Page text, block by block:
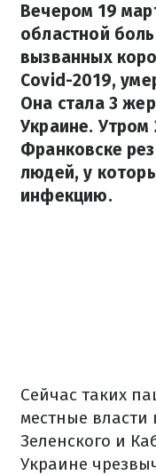
Вечером 19
областной
вызванных
Covid-2019,
Она стала 3
Украине.
Франковске
людей, у
инфекцию.
Сейчас таких
местные власти
Зеленского и
Украине